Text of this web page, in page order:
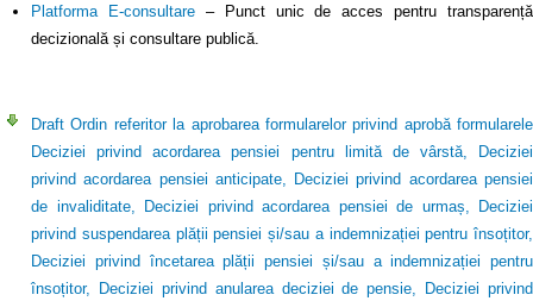
Platforma E-consultare– Punct unic de acces pentru transparență
decizională și consultare publică.
Draft Ordin referitor la aprobarea formularelor privind aprobă formularele
Deciziei privind acordarea pensiei pentru limită de vârstă, Deciziei
privind acordarea pensiei anticipate, Deciziei privind acordarea pensiei
de invaliditate, Deciziei privind acordarea pensiei de urmaș, Deciziei
privind suspendarea plății pensiei și/sau a indemnizației pentru însoțitor,
Deciziei privind încetarea plății pensiei și/sau a indemnizației pentru
însoțitor, Deciziei privind anularea deciziei de pensie, Deciziei privind